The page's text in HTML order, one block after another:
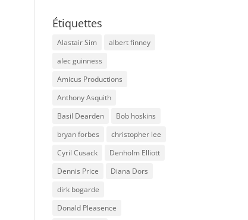
Étiquettes
Alastair Sim
albert finney
alec guinness
Amicus Productions
Anthony Asquith
Basil Dearden
Bob hoskins
bryan forbes
christopher lee
Cyril Cusack
Denholm Elliott
Dennis Price
Diana Dors
dirk bogarde
Donald Pleasence